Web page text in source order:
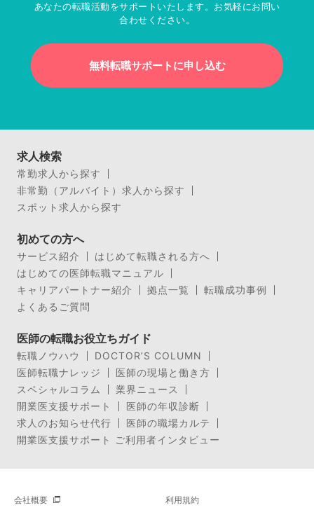
あなたの転職活動をサポートいたします。お気軽にお問い
合わせください。
無料転職サポートに申し込む
求人検索
常勤求人から探す
非常勤（アルバイト）求人から探す
スポット求人から探す
初めての方へ
サービス紹介
はじめて転職される方へ
はじめての医師転職マニュアル
キャリアパートナー紹介
拠点一覧
転職成功事例
よくあるご質問
医師の転職お役立ちガイド
転職ノウハウ
DOCTOR’S COLUMN
医師転職ナレッジ
医師の現場と働き方
スペシャルコラム
業界ニュース
開業医支援サポート
医師の年収診断
求人のお知らせ代行
医師の職場カルテ
開業医支援サポート ご利用者インタビュー
会社概要 利用規約